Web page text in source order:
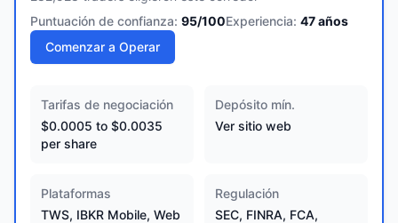
Puntuación de confianza: 95/100Experiencia: 47años
Comenzar a Operar
Tarifas de negociación
$0.0005 to $0.0035
per share
Depósito mín.
Ver sitio web
Plataformas
TWS, IBKR Mobile, Web
Regulación
SEC, FINRA, FCA,